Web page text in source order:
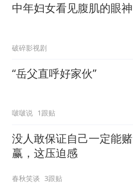
中年妇女看见腹肌的眼神
破碎影视剧
“岳父直呼好家伙”
啵啵说 1跟贴
没人敢保证自己一定能赌
赢，这压迫感
春秋笑谈 3跟贴